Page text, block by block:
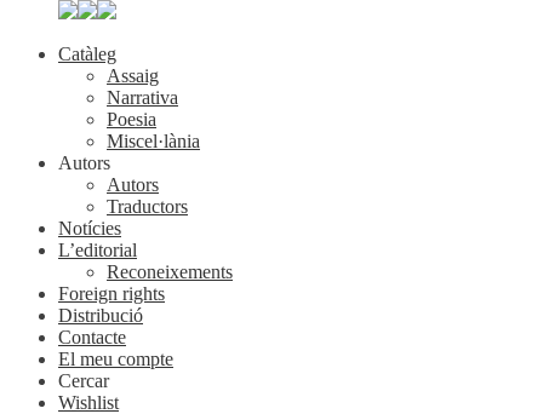
Catàleg
Assaig
Narrativa
Poesia
Miscel·lània
Autors
Autors
Traductors
Notícies
L’editorial
Reconeixements
Foreign rights
Distribució
Contacte
El meu compte
Cercar
Wishlist